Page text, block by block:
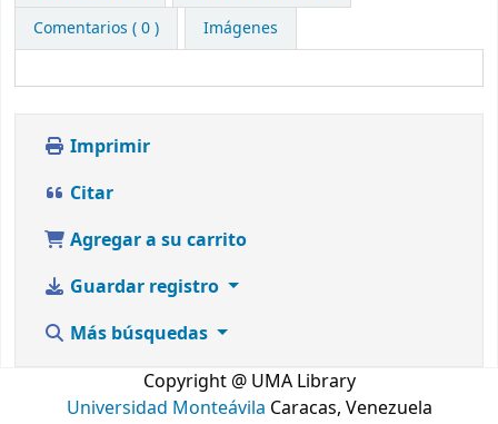
Comentarios ( 0 )
Imágenes
Imprimir
Citar
Agregar a su carrito
Guardar registro
Más búsquedas
Copyright @ UMA Library
Universidad Monteávila Caracas, Venezuela